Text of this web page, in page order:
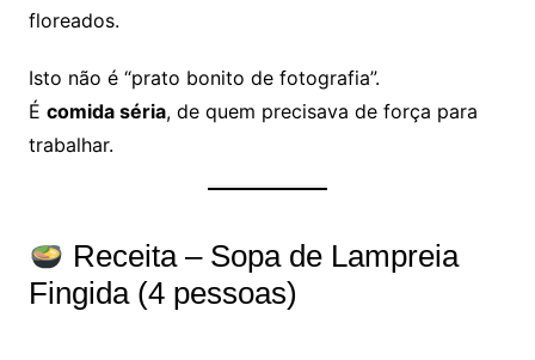
floreados.
Isto não é “prato bonito de fotografia”.
É comida séria, de quem precisava de força para
trabalhar.
Receita – Sopa de Lampreia
Fingida (4 pessoas)